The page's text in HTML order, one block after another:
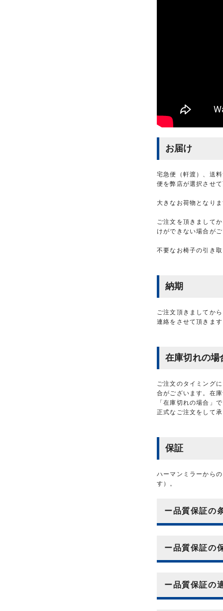
お届け
宅急便（軒渡）、送
便を弊店が選択させ
大きなお荷物となり
ご注文を頂きまして
けができない場合が
不要なお椅子の引き
納期
ご注文頂きましてか
連絡をさせて頂きま
在庫切れの場
ご注文のタイミング
合がございます。在
「在庫切れの場合」
正式なご注文をして
保証
ハーマンミラーから
す）。
ー品質保証
ー品質保証
ー品質保証